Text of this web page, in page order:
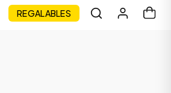
REGALABLES